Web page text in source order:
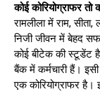
कोई कोरियोग्राफर तो
रामलीला में राम,
निजी जीवन में बेहद
कोई बीटेक की स्टूडेंट है।
बैंक में कर्मचारी हैं।
एक कोरियोग्राफर है।